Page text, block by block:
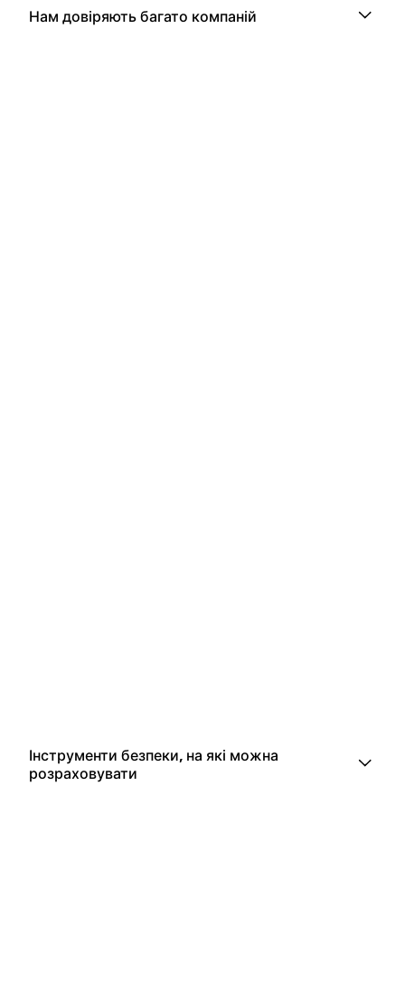
Нам довіряють багато компаній
Інструменти безпеки, на які можна
розраховувати